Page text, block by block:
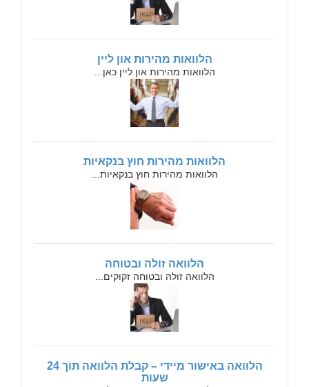
הלוואות מהירות און ליין
הלוואות מהירות און ליין כאן...
הלוואות מהירות חוץ בנקאיות
הלוואות מהירות חוץ בנקאיות...
הלוואה זולה ובטוחה
הלוואה זולה ובטוחה זקוקים...
הלוואה באישור מיידי – קבלת הלוואה תוך 24
שעות